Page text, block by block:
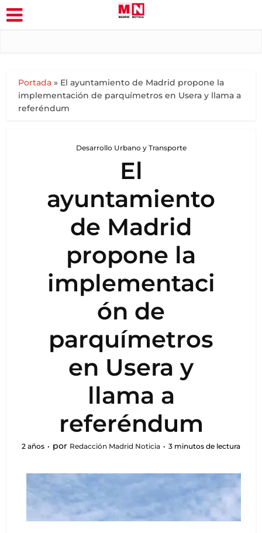
Portada » El ayuntamiento de Madrid propone la
implementación de parquímetros en Usera y llama a
referéndum
Desarrollo Urbano y Transporte
El
ayuntamiento
de Madrid
propone la
implementaci
ón de
parquímetros
en Usera y
llama a
referéndum
2 años por Redacción Madrid Noticia 3 minutos de lectura